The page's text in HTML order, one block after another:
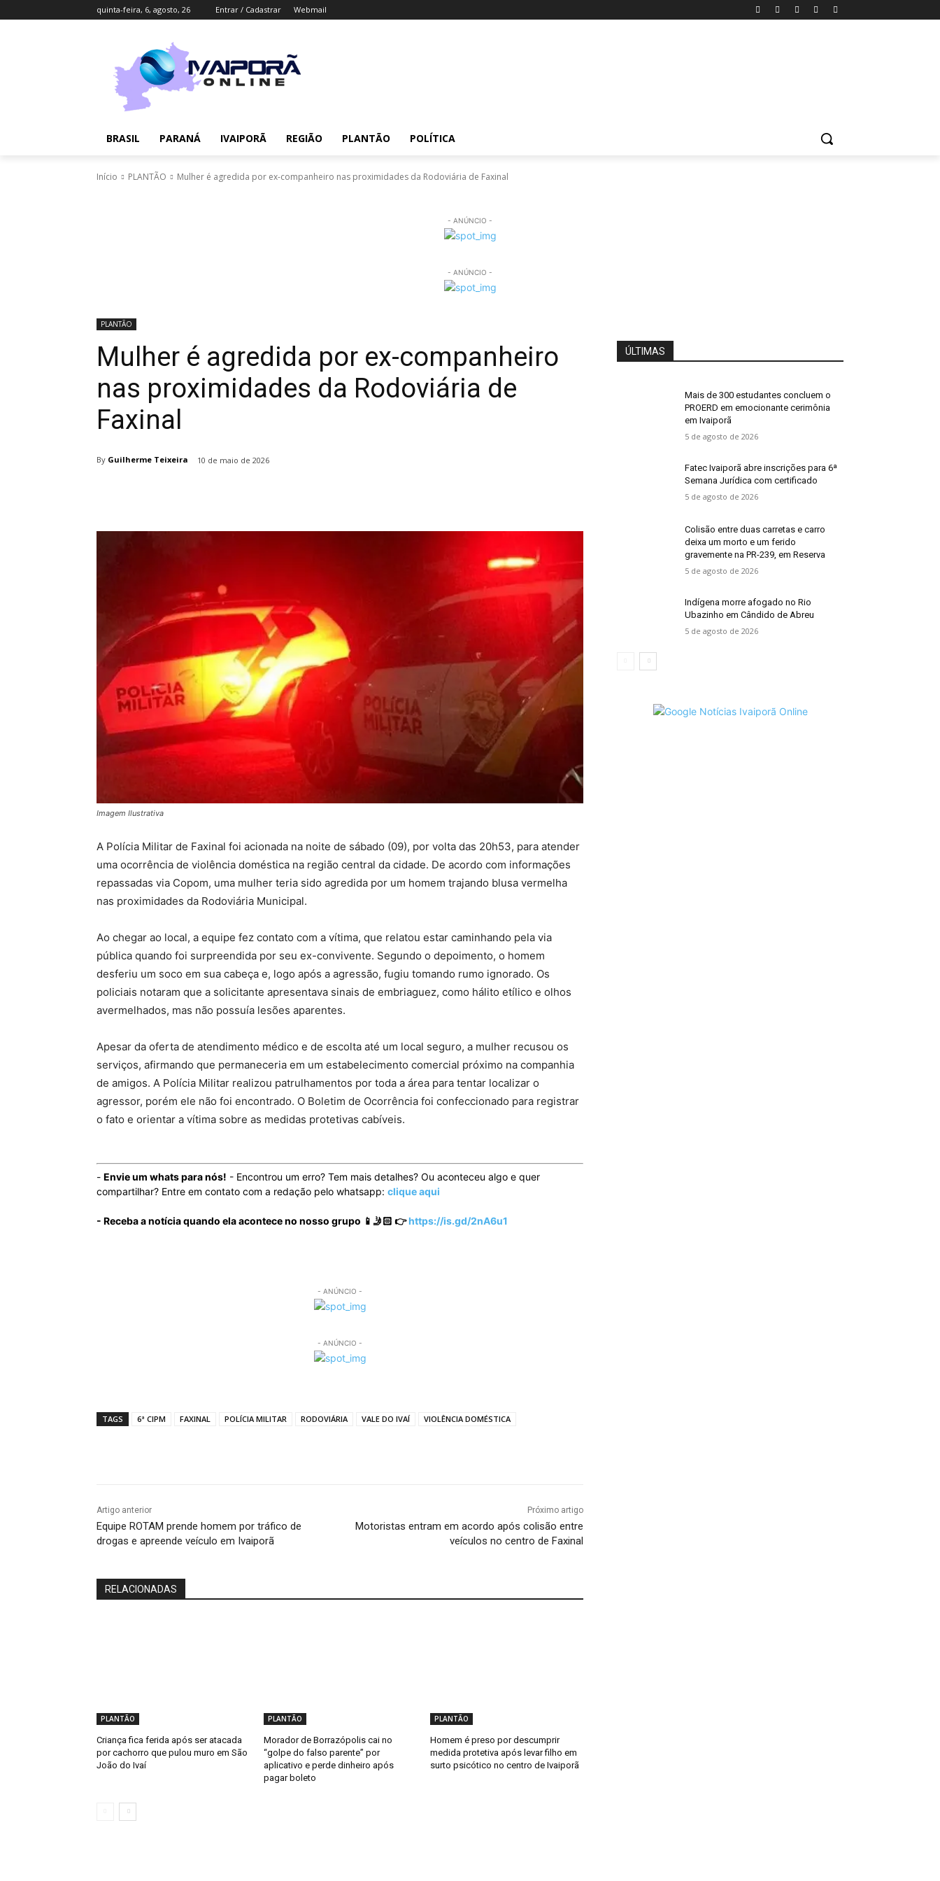
quinta-feira, 6, agosto, 26 Entrar / Cadastrar Webmail
BRASIL PARANÁ IVAIPORÃ REGIÃO PLANTÃO POLÍTICA
Início PLANTÃO Mulher é agredida por ex-companheiro nas proximidades da Rodoviária de Faxinal
- ANÚNCIO -
- ANÚNCIO -
PLANTÃO
Mulher é agredida por ex-companheiro
nas proximidades da Rodoviária de
Faxinal
By Guilherme Teixeira 10 de maio de 2026
Imagem Ilustrativa
A Polícia Militar de Faxinal foi acionada na noite de sábado (09), por volta das 20h53, para atender
uma ocorrência de violência doméstica na região central da cidade. De acordo com informações
repassadas via Copom, uma mulher teria sido agredida por um homem trajando blusa vermelha
nas proximidades da Rodoviária Municipal.
Ao chegar ao local, a equipe fez contato com a vítima, que relatou estar caminhando pela via
pública quando foi surpreendida por seu ex-convivente. Segundo o depoimento, o homem
desferiu um soco em sua cabeça e, logo após a agressão, fugiu tomando rumo ignorado. Os
policiais notaram que a solicitante apresentava sinais de embriaguez, como hálito etílico e olhos
avermelhados, mas não possuía lesões aparentes.
Apesar da oferta de atendimento médico e de escolta até um local seguro, a mulher recusou os
serviços, afirmando que permaneceria em um estabelecimento comercial próximo na companhia
de amigos. A Polícia Militar realizou patrulhamentos por toda a área para tentar localizar o
agressor, porém ele não foi encontrado. O Boletim de Ocorrência foi confeccionado para registrar
o fato e orientar a vítima sobre as medidas protetivas cabíveis.
- Envie um whats para nós! - Encontrou um erro? Tem mais detalhes? Ou aconteceu algo e quer
compartilhar? Entre em contato com a redação pelo whatsapp: clique aqui
- Receba a notícia quando ela acontece no nosso grupo 📱🤳🏻 👉https://is.gd/2nA6u1
- ANÚNCIO -
- ANÚNCIO -
TAGS 6ª CIPM FAXINAL POLÍCIA MILITAR RODOVIÁRIA VALE DO IVAÍ VIOLÊNCIA DOMÉSTICA
Artigo anterior
Equipe ROTAM prende homem por tráfico de
drogas e apreende veículo em Ivaiporã
Próximo artigo
Motoristas entram em acordo após colisão entre
veículos no centro de Faxinal
RELACIONADAS
PLANTÃO
Criança fica ferida após ser atacada
por cachorro que pulou muro em São
João do Ivaí
PLANTÃO
Morador de Borrazópolis cai no
“golpe do falso parente” por
aplicativo e perde dinheiro após
pagar boleto
PLANTÃO
Homem é preso por descumprir
medida protetiva após levar filho em
surto psicótico no centro de Ivaiporã
ÚLTIMAS
Mais de 300 estudantes concluem o
PROERD em emocionante cerimônia
em Ivaiporã
5 de agosto de 2026
Fatec Ivaiporã abre inscrições para 6ª
Semana Jurídica com certificado
5 de agosto de 2026
Colisão entre duas carretas e carro
deixa um morto e um ferido
gravemente na PR-239, em Reserva
5 de agosto de 2026
Indígena morre afogado no Rio
Ubazinho em Cândido de Abreu
5 de agosto de 2026